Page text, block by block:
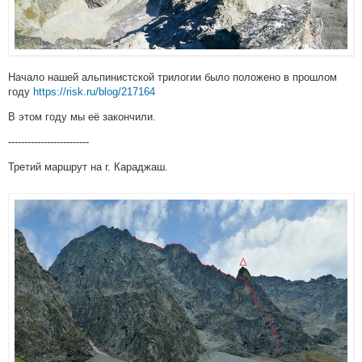
Начало нашей альпинистской трилогии было положено в прошлом
году https://risk.ru/blog/217164
В этом году мы её закончили.
-------------------------
Третий маршрут на г. Караджаш.